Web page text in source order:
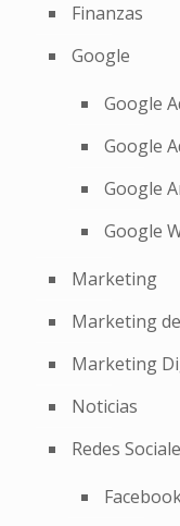
Finanzas
Google
Google
Google
Google
Google
Marketing
Marketing
Marketing
Noticias
Redes